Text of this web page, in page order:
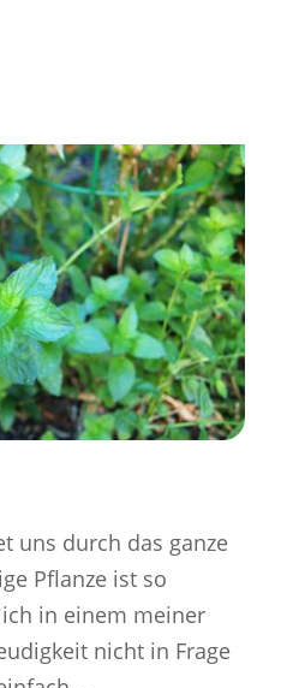
uns durch das ganze
Pflanze ist so
in einem meiner
nicht in Frage